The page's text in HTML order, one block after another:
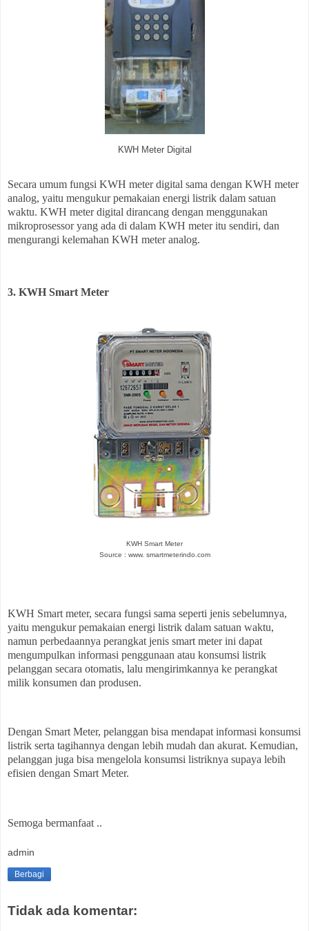
KWH Meter Digital
Secara umum fungsi KWH meter digital sama dengan KWH meter
analog, yaitu mengukur pemakaian energi listrik dalam satuan
waktu. KWH meter digital dirancang dengan menggunakan
mikroprosessor yang ada di dalam KWH meter itu sendiri, dan
mengurangi kelemahan KWH meter analog.
3. KWH Smart Meter
KWH Smart Meter
Source : www. smartmeterindo.com
KWH Smart meter, secara fungsi sama seperti jenis sebelumnya,
yaitu mengukur pemakaian energi listrik dalam satuan waktu,
namun perbedaannya perangkat jenis smart meter ini dapat
mengumpulkan informasi penggunaan atau konsumsi listrik
pelanggan secara otomatis, lalu mengirimkannya ke perangkat
milik konsumen dan produsen.
Dengan Smart Meter, pelanggan bisa mendapat informasi konsumsi
listrik serta tagihannya dengan lebih mudah dan akurat. Kemudian,
pelanggan juga bisa mengelola konsumsi listriknya supaya lebih
efisien dengan Smart Meter.
Semoga bermanfaat ..
admin
Berbagi
Tidak ada komentar: